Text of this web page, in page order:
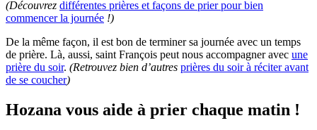
(Découvrez différentes prières et façons de prier pour bien
commencer la journée !)
De la même façon, il est bon de terminer sa journée avec un temps
de prière. Là, aussi, saint François peut nous accompagner avec une
prière du soir. (Retrouvez bien d’autres prières du soir à réciter avant
de se coucher)
Hozana vous aide à prier chaque matin !